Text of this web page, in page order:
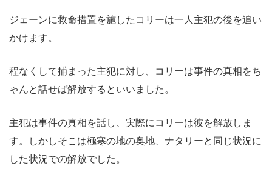
ジェーンに救命措置を施したコリーは一人主犯の後を追い
かけます。
程なくして捕まった主犯に対し、コリーは事件の真相をち
ゃんと話せば解放するといいました。
主犯は事件の真相を話し、実際にコリーは彼を解放しま
す。しかしそこは極寒の地の奥地、ナタリーと同じ状況に
した状況での解放でした。